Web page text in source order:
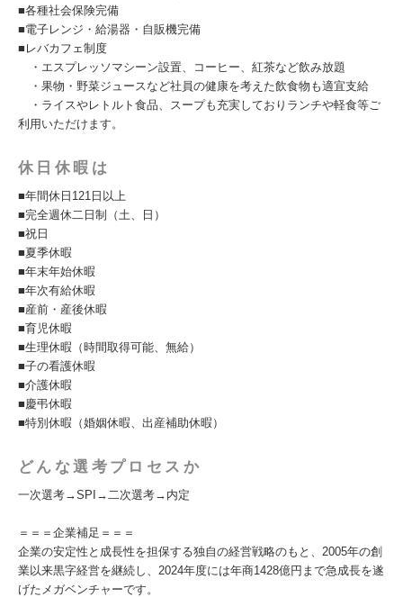
■各種社会保険完備
■電子レンジ・給湯器・自販機完備
■レバカフェ制度
・エスプレッソマシーン設置、コーヒー、紅茶など飲み放題
・果物・野菜ジュースなど社員の健康を考えた飲食物も適宜支給
・ライスやレトルト食品、スープも充実しておりランチや軽食等ご
利用いただけます。
休日休暇は
■年間休日121日以上
■完全週休二日制（土、日）
■祝日
■夏季休暇
■年末年始休暇
■年次有給休暇
■産前・産後休暇
■育児休暇
■生理休暇（時間取得可能、無給）
■子の看護休暇
■介護休暇
■慶弔休暇
■特別休暇（婚姻休暇、出産補助休暇）
どんな選考プロセスか
一次選考→SPI→二次選考→内定
＝＝＝企業補足＝＝＝
企業の安定性と成長性を担保する独自の経営戦略のもと、2005年の創
業以来黒字経営を継続し、2024年度には年商1428億円まで急成長を遂
げたメガベンチャーです。